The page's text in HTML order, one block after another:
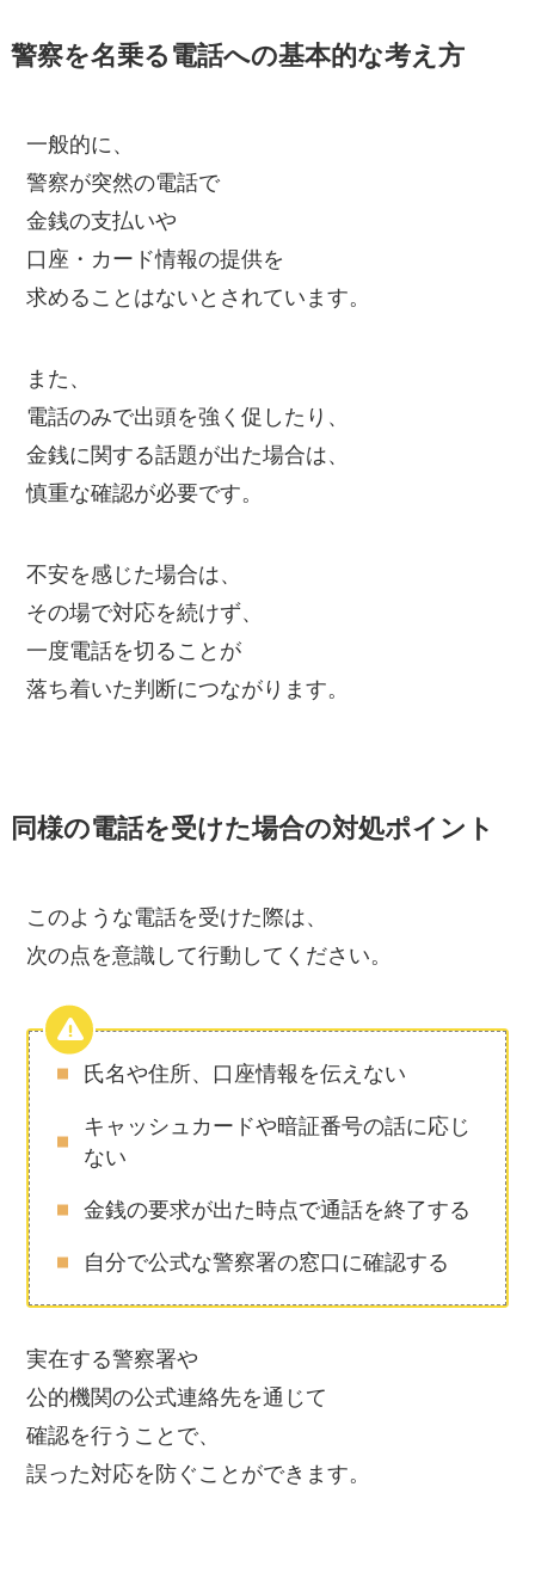
警察を名乗る電話への基本的な考え方
一般的に、
警察が突然の電話で
金銭の支払いや
口座・カード情報の提供を
求めることはないとされています。
また、
電話のみで出頭を強く促したり、
金銭に関する話題が出た場合は、
慎重な確認が必要です。
不安を感じた場合は、
その場で対応を続けず、
一度電話を切ることが
落ち着いた判断につながります。
同様の電話を受けた場合の対処ポイント
このような電話を受けた際は、
次の点を意識して行動してください。
氏名や住所、口座情報を伝えない
キャッシュカードや暗証番号の話に応じ
ない
金銭の要求が出た時点で通話を終了する
自分で公式な警察署の窓口に確認する
実在する警察署や
公的機関の公式連絡先を通じて
確認を行うことで、
誤った対応を防ぐことができます。